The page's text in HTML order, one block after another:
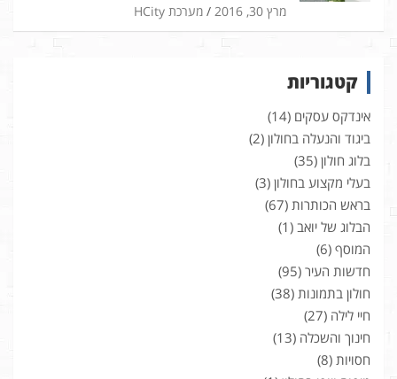
מרץ 30, 2016 מערכת HCity
קטגוריות
אינדקס עסקים (14)
ביגוד והנעלה בחולון (2)
בלוג חולון (35)
בעלי מקצוע בחולון (3)
בראש הכותרות (67)
הבלוג של יואב (1)
המוסף (6)
חדשות העיר (95)
חולון בתמונות (38)
חיי לילה (27)
חינוך והשכלה (13)
חסויות (8)